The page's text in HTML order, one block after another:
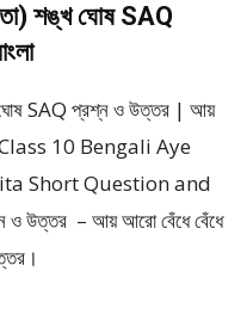
শঙ্খ ঘোষ SAQ
ঘোষ SAQ প্রশ্ন ও উত্তর | আয়
Class 10 Bengali Aye
Short Question and
উত্তর – আয় আরো বেঁধে বেঁধে